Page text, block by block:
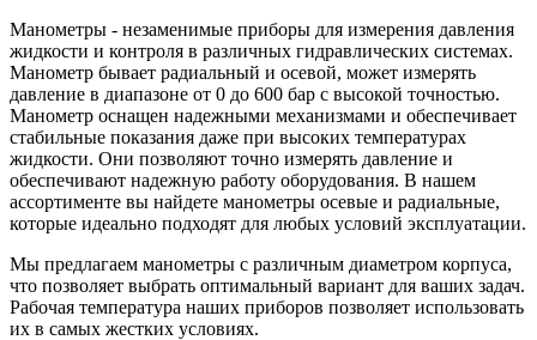
Манометры - незаменимые приборы для измерения давления
жидкости и контроля в различных гидравлических системах.
Манометр бывает радиальный и осевой, может измерять
давление в диапазоне от 0 до 600 бар с высокой точностью.
Манометр оснащен надежными механизмами и обеспечивает
стабильные показания даже при высоких температурах
жидкости. Они позволяют точно измерять давление и
обеспечивают надежную работу оборудования. В нашем
ассортименте вы найдете манометры осевые и радиальные,
которые идеально подходят для любых условий эксплуатации.
Мы предлагаем манометры с различным диаметром корпуса,
что позволяет выбрать оптимальный вариант для ваших задач.
Рабочая температура наших приборов позволяет использовать
их в самых жестких условиях.